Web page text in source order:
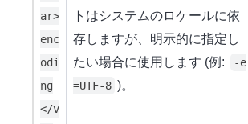
ar>
enc
odi
ng
</v
トはシステムのロケールに依
存しますが、明示的に指定し
たい場合に使用します (例:
-e
=UTF-8 )。